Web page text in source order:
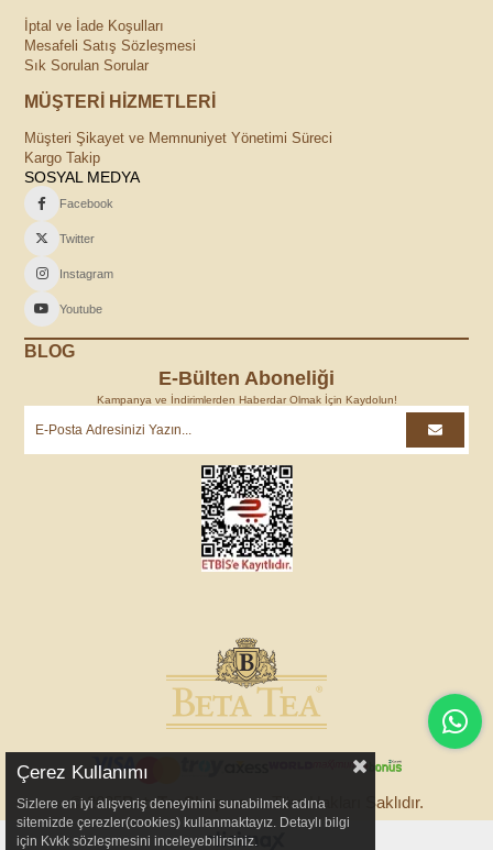
İptal ve İade Koşulları
Mesafeli Satış Sözleşmesi
Sık Sorulan Sorular
MÜŞTERİ HİZMETLERİ
Müşteri Şikayet ve Memnuniyet Yönetimi Süreci
Kargo Takip
SOSYAL MEDYA
Facebook
Twitter
Instagram
Youtube
BLOG
E-Bülten Aboneliği
Kampanya ve İndirimlerden Haberdar Olmak İçin Kaydolun!
© 2025BetaTeaShop.com- Tüm Hakları Saklıdır.
Çerez Kullanımı
Sizlere en iyi alışveriş deneyimini sunabilmek adına
sitemizde çerezler(cookies) kullanmaktayız. Detaylı bilgi
için Kvkk sözleşmesini inceleyebilirsiniz.